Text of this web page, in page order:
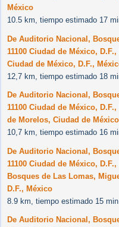
México
10.5 km, tiempo estimado 17
De Auditorio Nacional,
11100 Ciudad de México,
Ciudad de México, D.F.,
12,7 km, tiempo estimado 18
De Auditorio Nacional,
11100 Ciudad de México,
de Morelos, Ciudad de
10,7 km, tiempo estimado 16
De Auditorio Nacional,
11100 Ciudad de México,
Bosques de Las Lomas,
D.F., México
8.9 km, tiempo estimado 15 min
De Auditorio Nacional,